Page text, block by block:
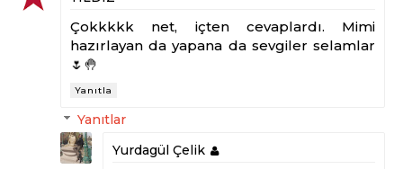
Çokkkkk net, içten cevaplardı. Mimi
hazırlayan da yapana da sevgiler selamlar
🌷🤚
Yanıtla
Yanıtlar
Yurdagül Çelik